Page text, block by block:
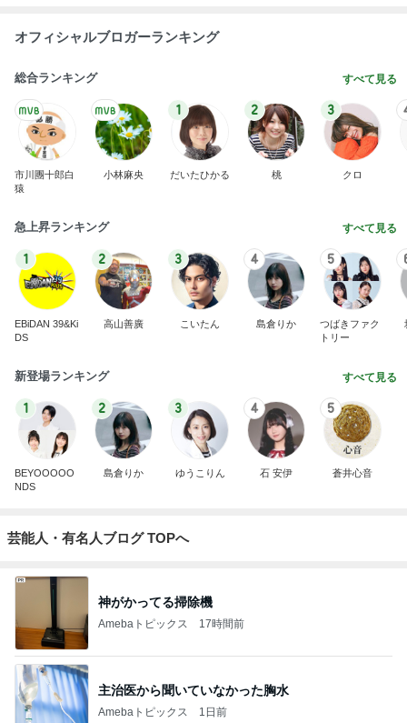
オフィシャルブロガーランキング
総合ランキング すべて見る
市川團十郎白
猿
小林麻央
1
だいたひかる
2
桃
3
クロ
急上昇ランキング すべて見る
1
EBiDAN 39&Ki
DS
2
高山善廣
3
こいたん
4
島倉りか
5
つばきファク
トリー
新登場ランキング すべて見る
1
BEYOOOOO
NDS
2
島倉りか
3
ゆうこりん
4
石 安伊
5
蒼井心音
芸能人・有名人ブログ TOPへ
神がかってる掃除機
Amebaトピックス 17時間前
主治医から聞いていなかった胸水
Amebaトピックス 1日前